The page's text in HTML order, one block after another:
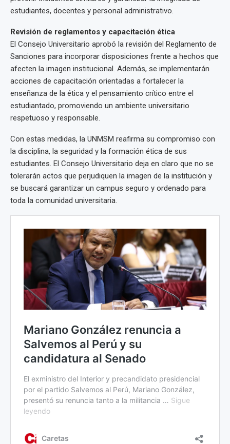
estudiantes, docentes y personal administrativo.
Revisión de reglamentos y capacitación ética
El Consejo Universitario aprobó la revisión del Reglamento de
Sanciones para incorporar disposiciones frente a hechos que
afecten la imagen institucional. Además, se implementarán
acciones de capacitación orientadas a fortalecer la
enseñanza de la ética y el pensamiento crítico entre el
estudiantado, promoviendo un ambiente universitario
respetuoso y responsable.
Con estas medidas, la UNMSM reafirma su compromiso con
la disciplina, la seguridad y la formación ética de sus
estudiantes. El Consejo Universitario deja en claro que no se
tolerarán actos que perjudiquen la imagen de la institución y
se buscará garantizar un campus seguro y ordenado para
toda la comunidad universitaria.